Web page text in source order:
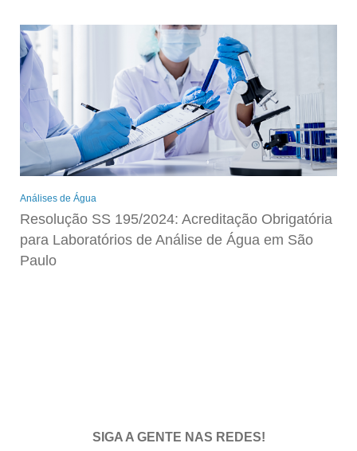
Análises de Água
Resolução SS 195/2024: Acreditação Obrigatória
para Laboratórios de Análise de Água em São
Paulo
SIGA A GENTE NAS REDES!